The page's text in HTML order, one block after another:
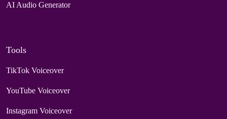
AI Audio Generator
Tools
TikTok Voiceover
YouTube Voiceover
Instagram Voiceover